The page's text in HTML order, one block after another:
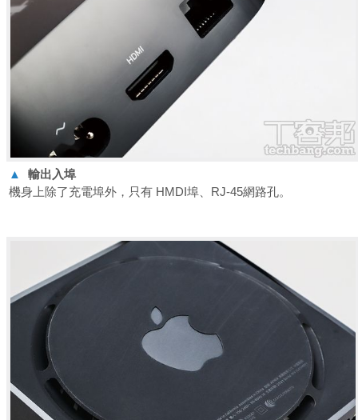
▲
輸出入埠
機身上除了充電埠外，只有 HMDI埠、RJ-45網路孔。